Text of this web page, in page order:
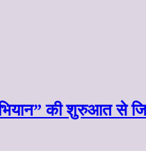
की शुरुआत से